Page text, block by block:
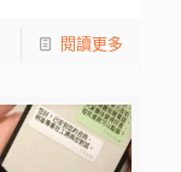
閱讀更多